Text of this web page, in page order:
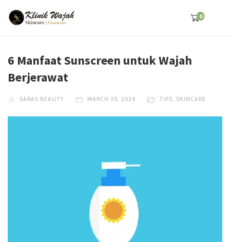
0
6 Manfaat Sunscreen untuk Wajah
Berjerawat
SARAS BEAUTY MARCH 30, 2024 TIPS, SKINCARE